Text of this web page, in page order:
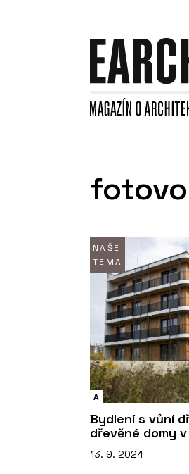
NAŠE
TÉMA
A
Bydlení s vůní
dřevěné domy
13. 9. 2024